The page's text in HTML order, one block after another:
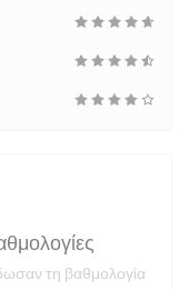
τη βαθμολογία